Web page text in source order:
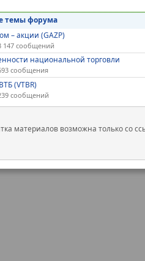
темы форума
– акции (GAZP)
147 сообщений
национальной торговли
сообщения
(VTBR)
сообщений
материалов возможна только со